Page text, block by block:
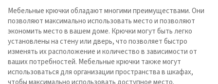
Мебельные крючки обладают многими преимуществами. Они
позволяют максимально использовать место и позволяют
экономить место в вашем доме. Крючки могут быть легко
установлены на стену или дверь, что позволяет быстро
изменять их расположение и количество в зависимости от
ваших потребностей. Мебельные крючки также могут
использоваться для организации пространства в шкафах,